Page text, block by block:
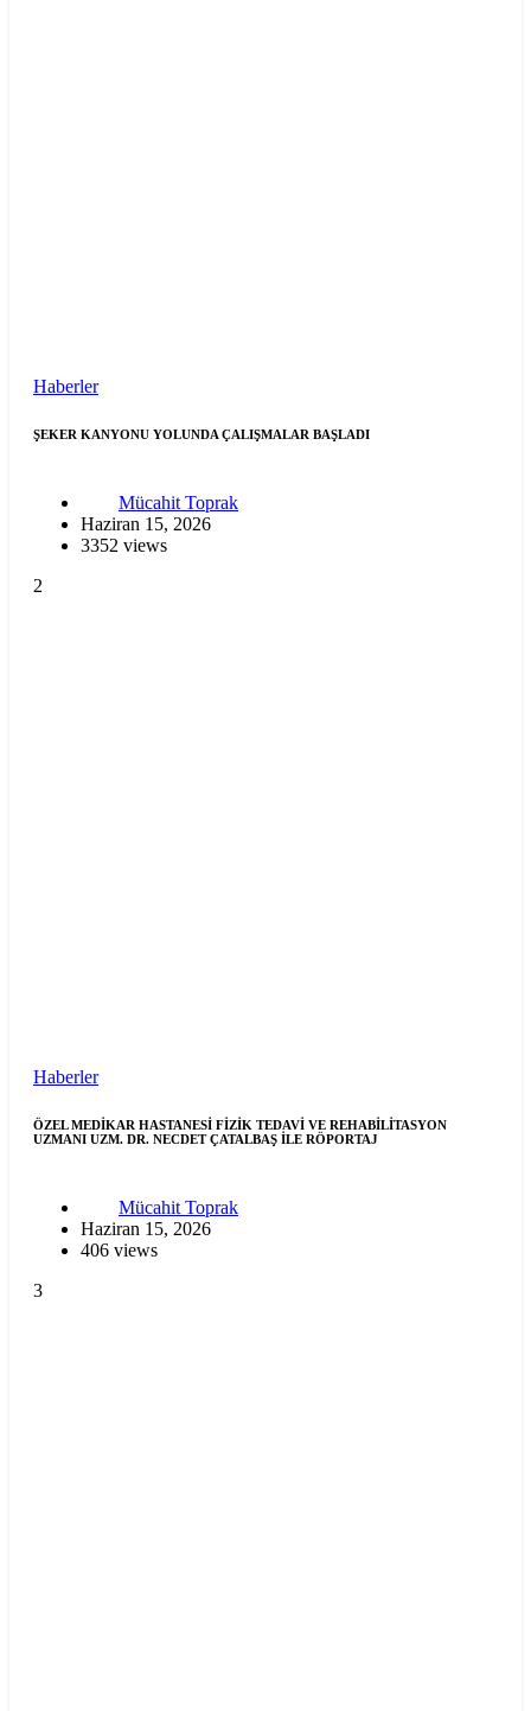
Haberler
ŞEKER KANYONU YOLUNDA ÇALIŞMALAR BAŞLADI
Mücahit Toprak
Haziran 15, 2026
3352 views
2
Haberler
ÖZEL MEDİKAR HASTANESİ FİZİK TEDAVİ VE REHABİLİTASYON
UZMANI UZM. DR. NECDET ÇATALBAŞ İLE RÖPORTAJ
Mücahit Toprak
Haziran 15, 2026
406 views
3